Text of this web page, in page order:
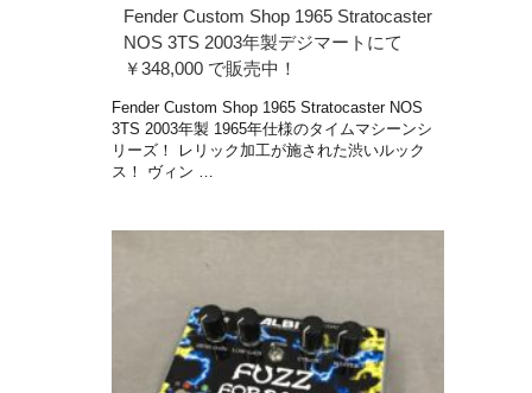
Fender Custom Shop 1965 Stratocaster
NOS 3TS 2003年製デジマートにて
￥348,000 で販売中！
Fender Custom Shop 1965 Stratocaster NOS
3TS 2003年製 1965年仕様のタイムマシーンシ
リーズ！ レリック加工が施された渋いルック
ス！ ヴィン …